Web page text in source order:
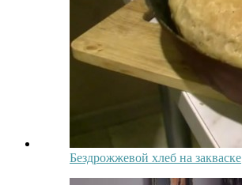
Бездрожжевой хлеб на закваске